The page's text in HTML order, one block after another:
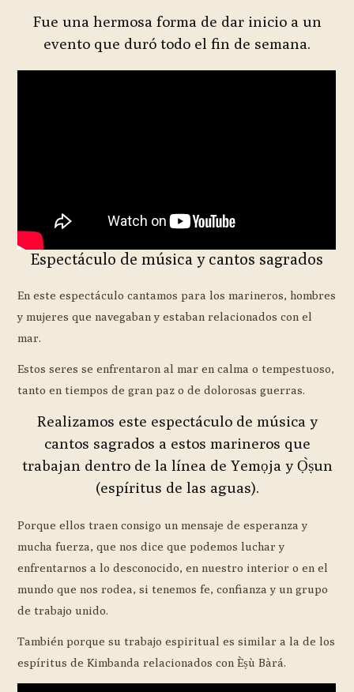
Fue una hermosa forma de dar inicio a un
evento que duró todo el fin de semana.
Espectáculo de música y cantos sagrados
En este espectáculo cantamos para los marineros, hombres
y mujeres que navegaban y estaban relacionados con el
mar.
Estos seres se enfrentaron al mar en calma o tempestuoso,
tanto en tiempos de gran paz o de dolorosas guerras.
Realizamos este espectáculo de música y
cantos sagrados a estos marineros que
trabajan dentro de la línea de Yemọja y Ọ̀ṣun
(espíritus de las aguas).
Porque ellos traen consigo un mensaje de esperanza y
mucha fuerza, que nos dice que podemos luchar y
enfrentarnos a lo desconocido, en nuestro interior o en el
mundo que nos rodea, si tenemos fe, confianza y un grupo
de trabajo unido.
También porque su trabajo espiritual es similar a la de los
espíritus de Kimbanda relacionados con Èṣù Bàrá.